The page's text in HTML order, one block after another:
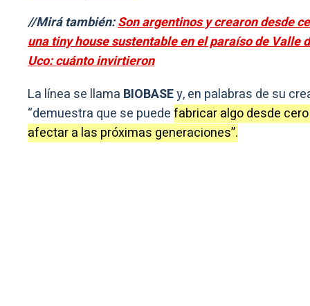
//Mirá también:Son argentinos y crearon desde
una tiny house sustentable en el paraíso de Valle
Uco: cuánto invirtieron
La línea se llama BIOBASEy, en palabras de su
“demuestra que se puedefabricar algo desde
afectar a las próximas generaciones”.